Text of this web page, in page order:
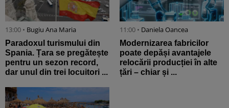
13:00 • Bugiu ⁠Ana Maria
Paradoxul turismului din
Spania. Țara se pregătește
pentru un sezon record,
dar unul din trei locuitori ...
11:00 • Daniela Oancea
Modernizarea fabricilor
poate depăși avantajele
relocării producției în alte
țări – chiar și ...